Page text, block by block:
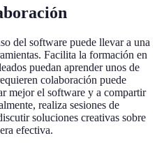
del software puede llevar a una
Facilita la formación en
puedan aprender unos de
colaboración puede
mejor el software y a compartir
realiza sesiones de
soluciones creativas sobre
efectiva.